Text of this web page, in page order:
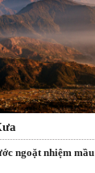
ngoặt nhiệm mầu